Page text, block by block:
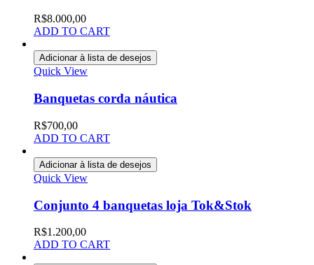
R$8.000,00
ADD TO CART
Adicionar à lista de desejos
Quick View
Banquetas corda náutica
R$700,00
ADD TO CART
Adicionar à lista de desejos
Quick View
Conjunto 4 banquetas loja Tok&Stok
R$1.200,00
ADD TO CART